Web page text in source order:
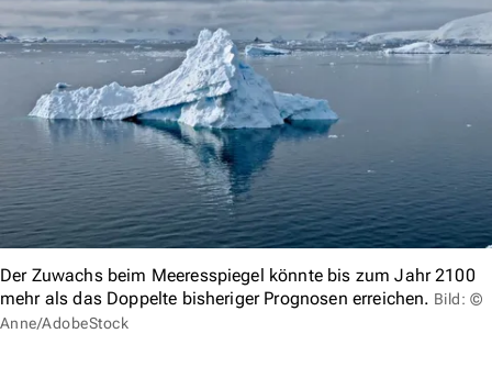
Der Zuwachs beim Meeresspiegel könnte bis zum Jahr 2100
mehr als das Doppelte bisheriger Prognosen erreichen. Bild: ©
Anne/AdobeStock